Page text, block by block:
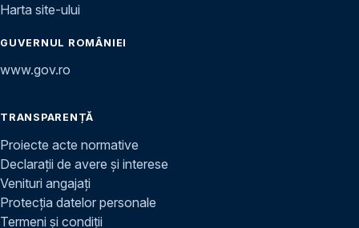
Harta site-ului
GUVERNUL ROMÂNIEI
www.gov.ro
TRANSPARENȚĂ
Proiecte acte normative
Declarații de avere și interese
Venituri angajați
Protecția datelor personale
Termeni și condiții